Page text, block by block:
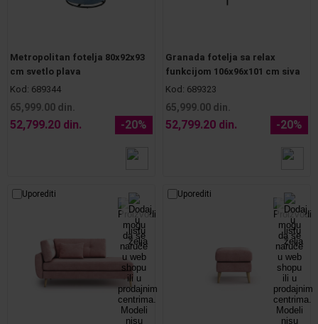
Metropolitan fotelja 80x92x93
cm svetlo plava
Kod: 689344
65,999.00 din.
52,799.20 din. -20%
Granada fotelja sa relax
funkcijom 106x96x101 cm siva
Kod: 689323
65,999.00 din.
52,799.20 din. -20%
Uporediti Uporediti